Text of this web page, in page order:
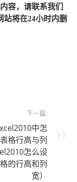
容，请联系我们
站将在24小时内删
下一篇:
中怎
格行高与列
怎么设
的行高和列
宽）